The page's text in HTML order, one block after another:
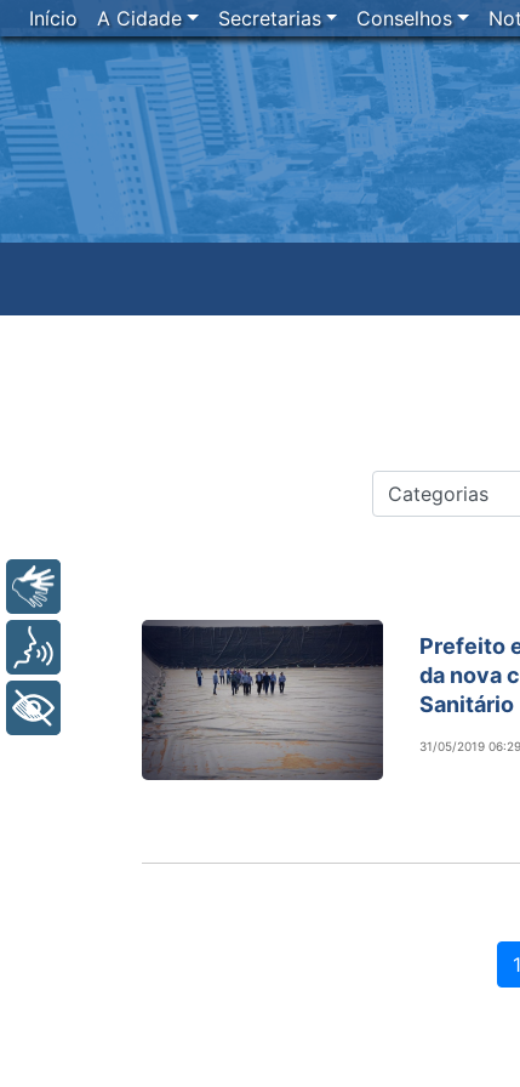
Início A Cidade Secretarias Conselhos
Prefeito
da nova
Sanitário
31/05/2019
1
+ Acessibilidade